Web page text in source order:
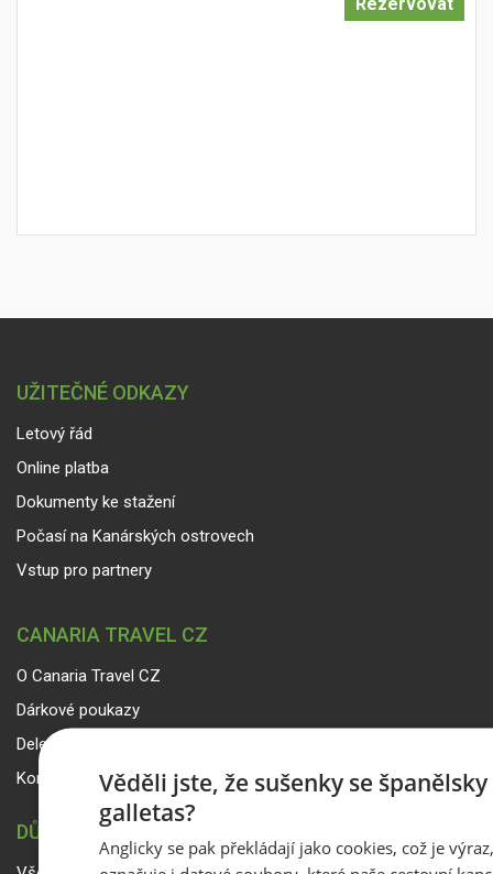
UŽITEČNÉ ODKAZY
Letový řád
Online platba
Dokumenty ke stažení
Počasí na Kanárských ostrovech
Vstup pro partnery
CANARIA TRAVEL CZ
O Canaria Travel CZ
Dárkové poukazy
Delegáti
Kontakty
DŮLEŽITÉ INFORMACE
Věděli jste, že sušenky se
galletas?
Anglicky se pak překládají jako cookies, což je